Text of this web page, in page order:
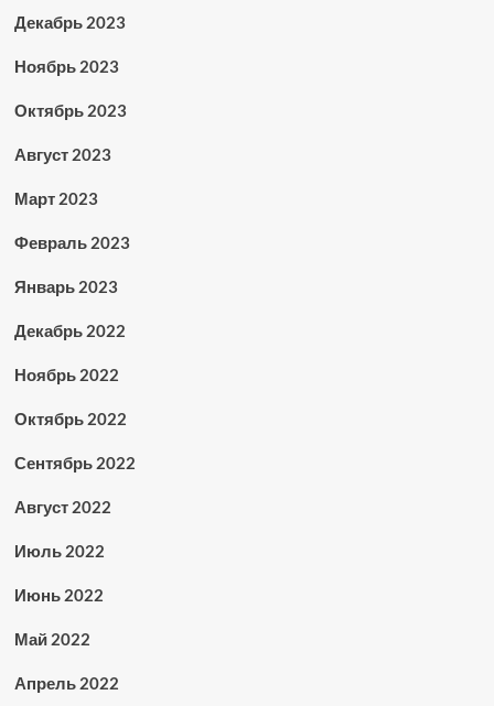
Декабрь 2023
Ноябрь 2023
Октябрь 2023
Август 2023
Март 2023
Февраль 2023
Январь 2023
Декабрь 2022
Ноябрь 2022
Октябрь 2022
Сентябрь 2022
Август 2022
Июль 2022
Июнь 2022
Май 2022
Апрель 2022